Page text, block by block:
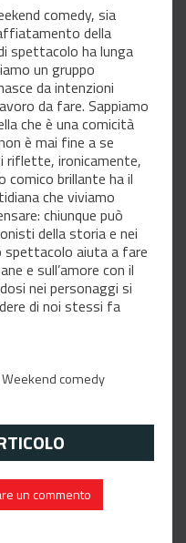
comedy, sia
della
spettacolo ha lunga
un gruppo
da intenzioni
da fare. Sappiamo
che è una comicità
è mai fine a se
riflette, ironicamente,
brillante ha il
che viviamo
chiunque può
della storia e nei
aiuta a fare
e sull’amore con il
nei personaggi si
di noi stessi fa
Weekend comedy
un commento